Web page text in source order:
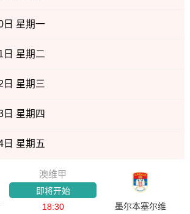
日 星期一
日 星期二
日 星期三
日 星期四
日 星期五
澳维甲
即将开始
18:30
墨尔本塞尔维